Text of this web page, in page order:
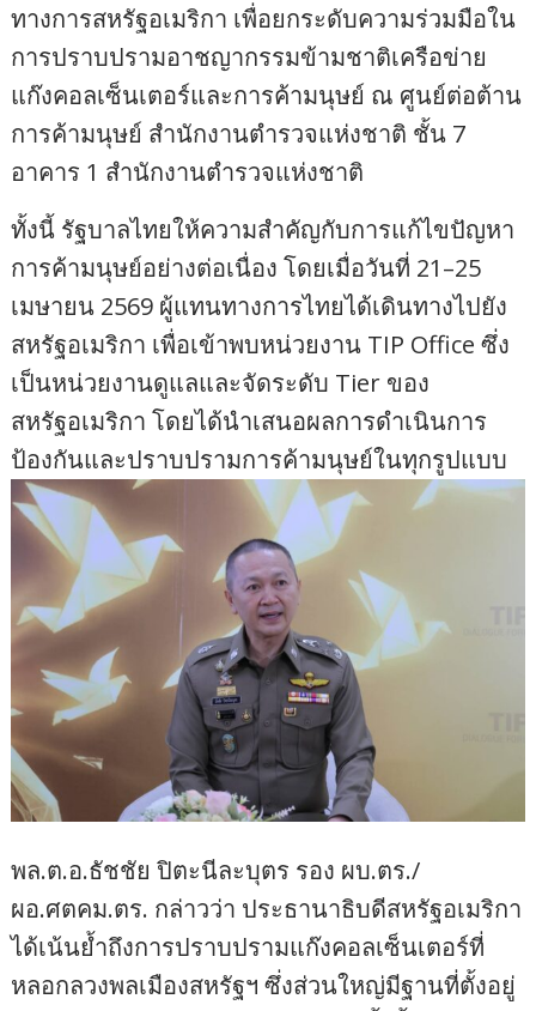
ทางการสหรัฐอเมริกา เพื่อยกระดับความร่วมมือใน
การปราบปรามอาชญากรรมข้ามชาติเครือข่าย
แก๊งคอลเซ็นเตอร์และการค้ามนุษย์ ณ ศูนย์ต่อต้าน
การค้ามนุษย์ สำนักงานตำรวจแห่งชาติ ชั้น 7
อาคาร 1 สำนักงานตำรวจแห่งชาติ
ทั้งนี้ รัฐบาลไทยให้ความสำคัญกับการแก้ไขปัญหา
การค้ามนุษย์อย่างต่อเนื่อง โดยเมื่อวันที่ 21–25
เมษายน 2569 ผู้แทนทางการไทยได้เดินทางไปยัง
สหรัฐอเมริกา เพื่อเข้าพบหน่วยงาน TIP Office ซึ่ง
เป็นหน่วยงานดูแลและจัดระดับ Tier ของ
สหรัฐอเมริกา โดยได้นำเสนอผลการดำเนินการ
ป้องกันและปราบปรามการค้ามนุษย์ในทุกรูปแบบ
พล.ต.อ.ธัชชัย ปิตะนีละบุตร รอง ผบ.ตร./
ผอ.ศตคม.ตร. กล่าวว่า ประธานาธิบดีสหรัฐอเมริกา
ได้เน้นย้ำถึงการปราบปรามแก๊งคอลเซ็นเตอร์ที่
หลอกลวงพลเมืองสหรัฐฯ ซึ่งส่วนใหญ่มีฐานที่ตั้งอยู่